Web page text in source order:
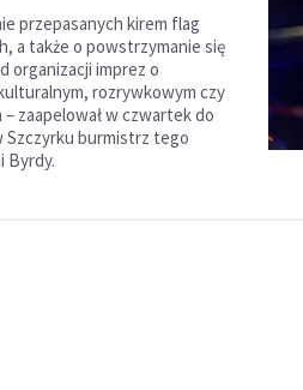
przepasanych kirem flag
a także o powstrzymanie się
organizacji imprez o
rozrywkowym czy
zaapelował w czwartek do
Szczyrku burmistrz tego
Byrdy.